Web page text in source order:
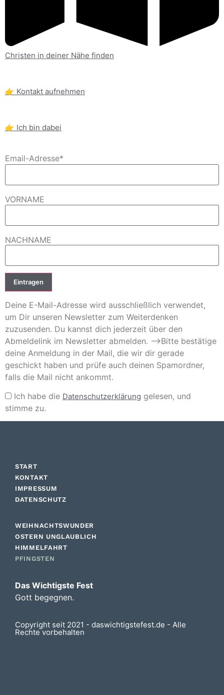
Christen in deiner Nähe finden
👉 Kontakt aufnehmen
👉 Ich bin dabei
Email-Adresse*
VORNAME
NACHNAME
Deine E-Mail-Adresse wird ausschließlich verwendet,
um Dir unseren Newsletter zum Weiterdenken
zuzusenden. Du kannst dich jederzeit über den
Abmeldelink im Newsletter abmelden. -->Bitte bestätige
deine Anmeldung in der Mail, die wir dir gerade
geschickt haben und prüfe auch deinen Spamordner,
falls die Mail nicht ankommt.
Ich habe die Datenschutzerklärung gelesen, und
stimme zu.
START
KONTAKT
IMPRESSUM
DATENSCHUTZ
WEIHNACHTSWUNDER
OSTERN UNGLAUBLICH
HIMMELFAHRT
PFINGSTEN
Das Wichtigste Fest
Gott begegnen.
Copyright seit 2021 - daswichtigstefest.de - Alle
Rechte vorbehalten